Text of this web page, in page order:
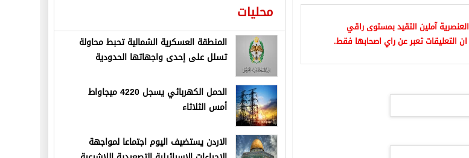
آملين التقيد بمستوى راقي
ان التعليقات تعبر عن راي اصحابها فقط.
محليات
المنطقة العسكرية الشمالية تحبط محاولة
تسلل على إحدى واجهاتها الحدودية
الحمل الكهربائي يسجل 4220 ميجاواط
أمس الثلاثاء
الاردن يستضيف اليوم اجتماعا لمواجهة